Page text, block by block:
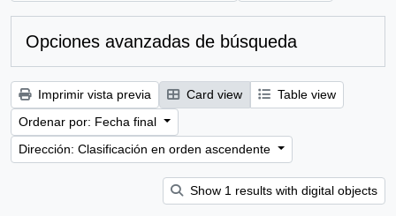
Opciones avanzadas de búsqueda
Imprimir vista previa Card view
Table view
Ordenar por: Fecha final
Dirección: Clasificación en orden ascendente
Show 1 results with digital objects